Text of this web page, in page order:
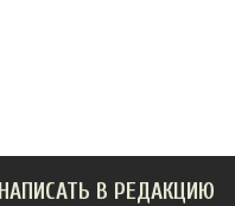
НАПИСАТЬ В РЕДАКЦИЮ